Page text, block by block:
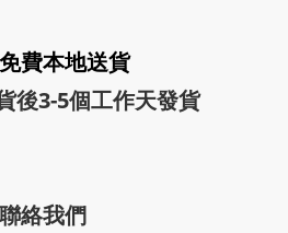
費本地送貨
後3-5個工作天發貨
聯絡我們